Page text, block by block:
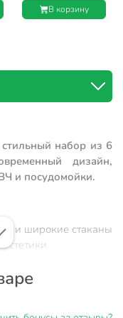
В корзину
набор из 6
дизайн,
и посудомойки.
и широкие стаканы
можно мыть в